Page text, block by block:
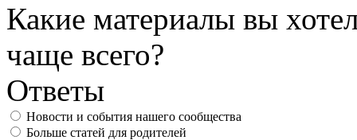
Какие материалы вы
чаще всего?
Ответы
Новости и события нашего сообщества
Больше статей для родителей